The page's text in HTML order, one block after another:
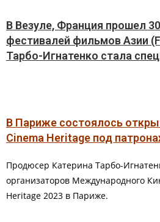
В Везуле, Франция прошел
фестивалей фильмов Азии
Тарбо-Игнатенко стала
В Париже состоялось
Cinema Heritage под
Продюсер Катерина Тарбо-
организаторов Международного
Heritage 2023 в Париже.